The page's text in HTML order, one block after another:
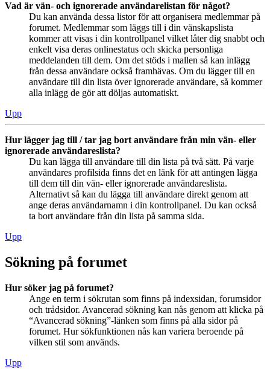
Vad är vän- och ignorerade användarelistan för något?
Du kan använda dessa listor för att organisera medlemmar på
forumet. Medlemmar som läggs till i din vänskapslista
kommer att visas i din kontrollpanel vilket låter dig snabbt och
enkelt visa deras onlinestatus och skicka personliga
meddelanden till dem. Om det stöds i mallen så kan inlägg
från dessa användare också framhävas. Om du lägger till en
användare till din lista över ignorerade användare, så kommer
alla inlägg de gör att döljas automatiskt.
Upp
Hur lägger jag till / tar jag bort användare från min vän- eller
ignorerade användareslista?
Du kan lägga till användare till din lista på två sätt. På varje
användares profilsida finns det en länk för att antingen lägga
till dem till din vän- eller ignorerade användareslista.
Alternativt så kan du lägga till användare direkt genom att
ange deras användarnamn i din kontrollpanel. Du kan också
ta bort användare från din lista på samma sida.
Upp
Sökning på forumet
Hur söker jag på forumet?
Ange en term i sökrutan som finns på indexsidan, forumsidor
och trådsidor. Avancerad sökning kan nås genom att klicka på
“Avancerad sökning”-länken som finns på alla sidor på
forumet. Hur sökfunktionen nås kan variera beroende på
vilken stil som används.
Upp